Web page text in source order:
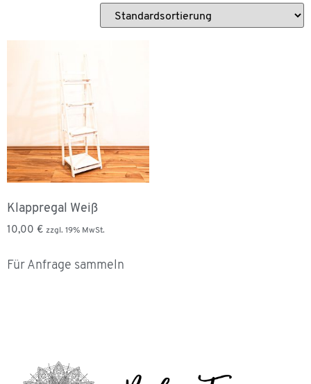
Klappregal Weiß
10,00 € zzgl. 19% MwSt.
Für Anfrage sammeln